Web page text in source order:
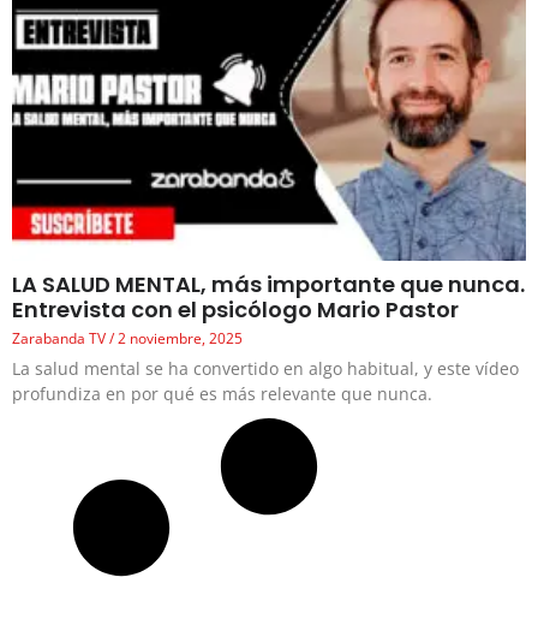
LA SALUD MENTAL, más importante que nunca.
Entrevista con el psicólogo Mario Pastor
Zarabanda TV 2 noviembre, 2025
La salud mental se ha convertido en algo habitual, y este vídeo
profundiza en por qué es más relevante que nunca.